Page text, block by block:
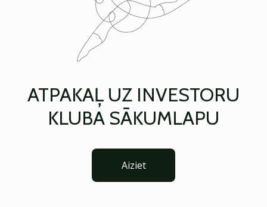
ATPAKAĻ UZ INVESTORU
KLUBA SĀKUMLAPU
Aiziet